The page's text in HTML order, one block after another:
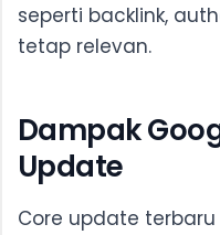
seperti backlink,
tetap relevan.
Dampak
Update
Core update terbaru